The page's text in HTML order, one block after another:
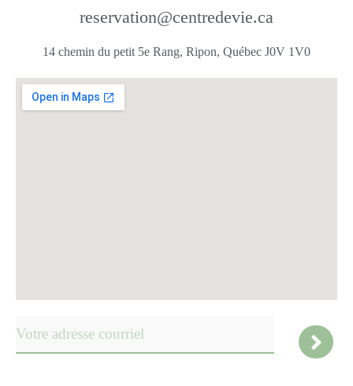
reservation@centredevie.ca
14 chemin du petit 5e Rang, Ripon, Québec J0V 1V0